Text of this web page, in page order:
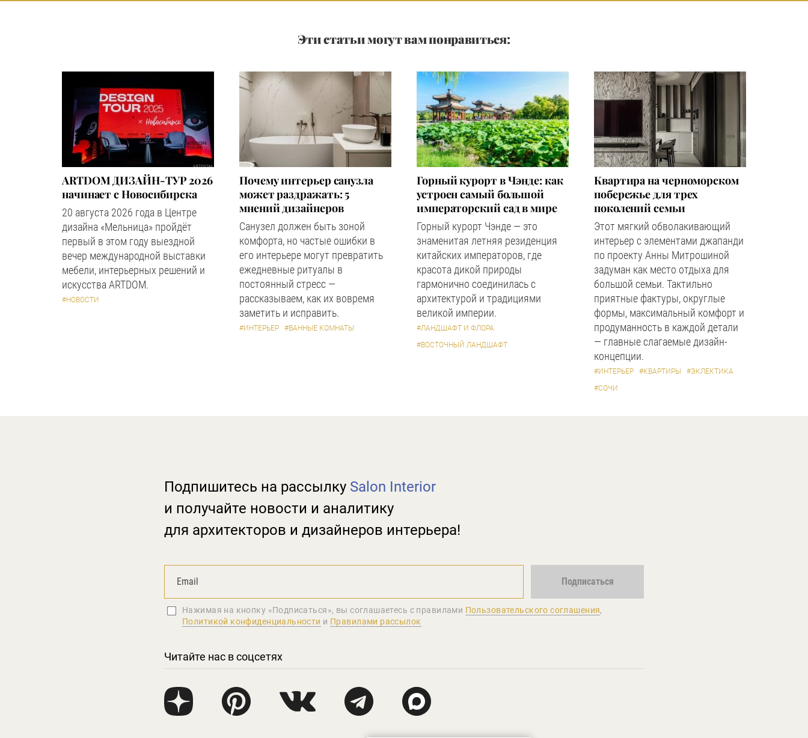
Эти статьи могут вам понравиться:
ARTDOM ДИЗАЙН-ТУР 2026
начинает с Новосибирска
20 августа 2026 года в Центре
дизайна «Мельница» пройдёт
первый в этом году выездной
вечер международной выставки
мебели, интерьерных решений и
искусства ARTDOM.
#НОВОСТИ
Почему интерьер санузла
может раздражать: 5
мнений дизайнеров
Санузел должен быть зоной
комфорта, но частые ошибки в
его интерьере могут превратить
ежедневные ритуалы в
постоянный стресс —
рассказываем, как их вовремя
заметить и исправить.
#ИНТЕРЬЕР #ВАННЫЕ КОМНАТЫ
Горный курорт в Чэнде: как
устроен самый большой
императорский сад в мире
Горный курорт Чэнде — это
знаменитая летняя резиденция
китайских императоров, где
красота дикой природы
гармонично соединилась с
архитектурой и традициями
великой империи.
#ЛАНДШАФТ И ФЛОРА
#ВОСТОЧНЫЙ ЛАНДШАФТ
Квартира на черноморском
побережье для трех
поколений семьи
Этот мягкий обволакивающий
интерьер с элементами джапанди
по проекту Анны Митрошиной
задуман как место отдыха для
большой семьи. Тактильно
приятные фактуры, округлые
формы, максимальный комфорт и
продуманность в каждой детали
— главные слагаемые дизайн-
концепции.
#ИНТЕРЬЕР #КВАРТИРЫ
#ЭКЛЕКТИКА
#СОЧИ
Подпишитесь на рассылку Salon Interior
и получайте новости и аналитику
для архитекторов и дизайнеров интерьера!
Подписаться
Нажимая на кнопку «Подписаться», вы соглашаетеcь с правилами Пользовательского соглашения,
Политикой конфиденциальности и Правилами рассылок
Читайте нас в соцсетях